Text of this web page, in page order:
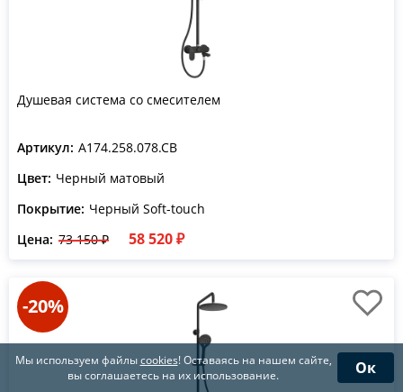
Душевая система со смесителем
Артикул: A174.258.078.CB
Цвет: Черный матовый
Покрытие: Черный Soft-touch
Цена: 73 150 ₽ 58 520 ₽
-20%
Мы используем файлыcookies! Оставаясь на нашем сайте,
вы соглашаетесь на их использование.
Ок